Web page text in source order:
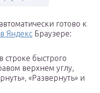
готово к
Яндекс Браузере:
строке быстрого
верхнем углу,
«Развернуть» и